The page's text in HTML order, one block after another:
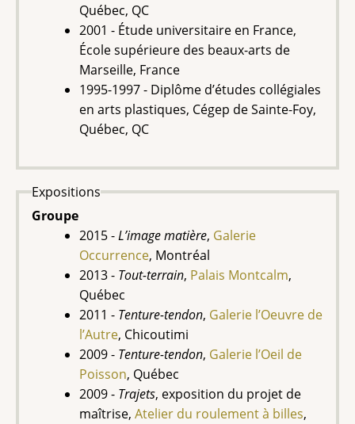
Québec, QC
2001 - Étude universitaire en France,
École supérieure des beaux-arts de
Marseille, France
1995-1997 - Diplôme d’études collégiales
en arts plastiques, Cégep de Sainte-Foy,
Québec, QC
Expositions
Groupe
2015 -L’image matière, Galerie
Occurrence, Montréal
2013 - Tout-terrain, Palais Montcalm,
Québec
2011 - Tenture-tendon, Galerie l’Oeuvre de
l’Autre, Chicoutimi
2009 - Tenture-tendon, Galerie l’Oeil de
Poisson, Québec
2009 - Trajets, exposition du projet de
maîtrise, Atelier du roulement à billes,